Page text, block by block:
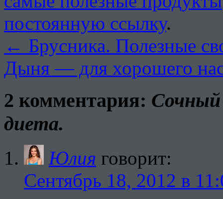
постоянную ссылку.
← Брусника. Полезные
Дыня — для хорошего
2 комментария: Сочный
диета.
Юлия говорит:
Сентябрь 18, 2012 в